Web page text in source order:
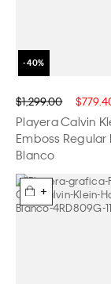
$1,299.00
Playera Calvin
Emboss
Blanco
+